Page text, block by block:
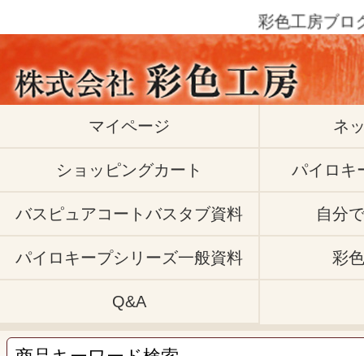
彩色工房ブログ |
マイページ ネ
ショッピングカート パイロキ
バスピュアコートバスタブ資料 自分
パイロキープシリーズ一般資料 彩
Q&A